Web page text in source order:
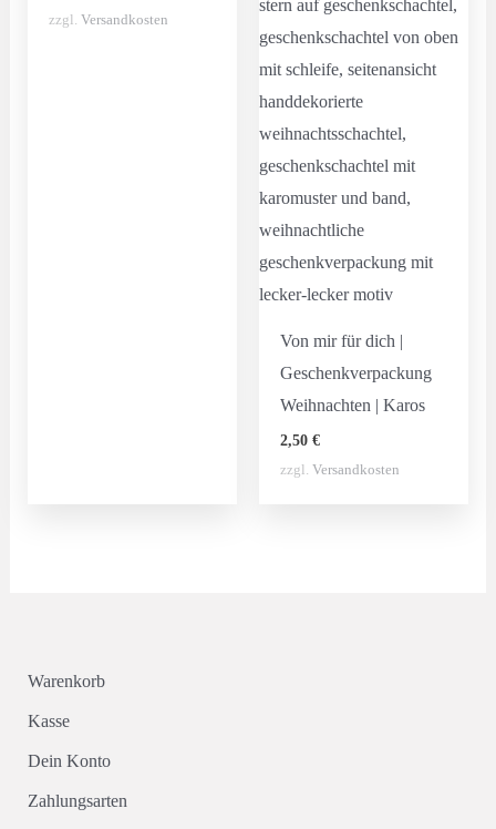
war: ist:
zzgl. Versandkosten
Von mir für dich |
Geschenkverpackung
Weihnachten | Karos
2,50€
zzgl.Versandkosten
Warenkorb
Kasse
Dein Konto
Zahlungsarten